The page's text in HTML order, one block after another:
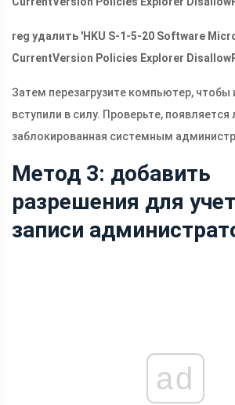
reg удалить 'HKU S-1-5-20 Software
CurrentVersion Policies Explorer
Затем перезагрузите компьютер, чтобы
вступили в силу. Проверьте, появляется
заблокированная системным
Метод 3: добавить
разрешения для
записи
ad